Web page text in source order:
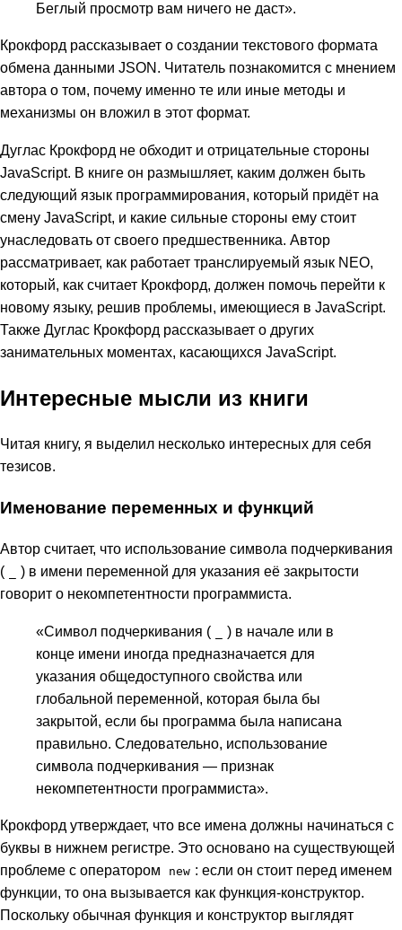
Беглый просмотр вам ничего не даст».
Крокфорд рассказывает о создании текстового формата
обмена данными JSON. Читатель познакомится с мнением
автора о том, почему именно те или иные методы и
механизмы он вложил в этот формат.
Дуглас Крокфорд не обходит и отрицательные стороны
JavaScript. В книге он размышляет, каким должен быть
следующий язык программирования, который придёт на
смену JavaScript, и какие сильные стороны ему стоит
унаследовать от своего предшественника. Автор
рассматривает, как работает транслируемый язык NEO,
который, как считает Крокфорд, должен помочь перейти к
новому языку, решив проблемы, имеющиеся в JavaScript.
Также Дуглас Крокфорд рассказывает о других
занимательных моментах, касающихся JavaScript.
Интересные мысли из книги
Читая книгу, я выделил несколько интересных для себя
тезисов.
Именование переменных и функций
Автор считает, что использование символа подчеркивания
(
) в имени переменной для указания её закрытости
говорит о некомпетентности программиста.
«Символ подчеркивания (
) в начале или в
конце имени иногда предназначается для
указания общедоступного свойства или
глобальной переменной, которая была бы
закрытой, если бы программа была написана
правильно. Следовательно, использование
символа подчеркивания — признак
некомпетентности программиста».
Крокфорд утверждает, что все имена должны начинаться с
буквы в нижнем регистре. Это основано на существующей
проблеме с оператором
new : если он стоит перед именем
функции, то она вызывается как функция-конструктор.
Поскольку обычная функция и конструктор выглядят